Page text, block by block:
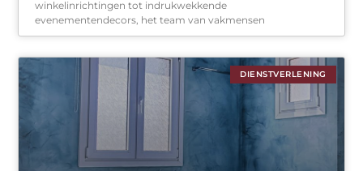
winkelinrichtingen tot indrukwekkende
evenementendecors, het team van vakmensen
DIENSTVERLENING